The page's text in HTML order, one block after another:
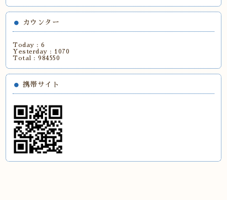
カウンター
Today :6
Yesterday : 1070
Total :984550
携帯サイト